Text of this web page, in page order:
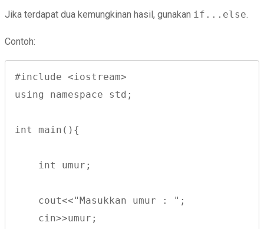
Jika terdapat dua kemungkinan hasil, gunakan if...else
Contoh:
#include <iostream>
using namespace std;
int main(){
    int umur;
    cout<<"Masukkan umur : ";
    cin>>umur;